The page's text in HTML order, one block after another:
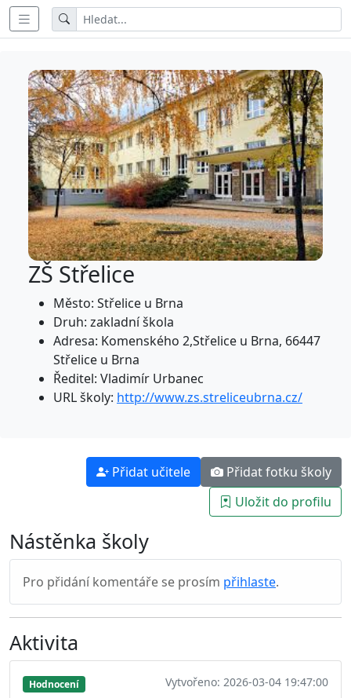
ZŠ Střelice
Město: Střelice u Brna
Druh: zakladní škola
Adresa: Komenského 2,Střelice u Brna, 66447
Střelice u Brna
Ředitel: Vladimír Urbanec
URL školy: http://www.zs.streliceubrna.cz/
Přidat učitele
Přidat fotku školy
Uložit do profilu
Nástěnka školy
Pro přidání komentáře se prosím přihlaste.
Aktivita
Hodnocení Vytvořeno: 2026-03-04 19:47:00